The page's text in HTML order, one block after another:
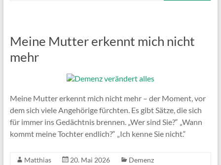
Meine Mutter erkennt mich nicht
mehr
Meine Mutter erkennt mich nicht mehr – der Moment, vor
dem sich viele Angehörige fürchten. Es gibt Sätze, die sich
für immer ins Gedächtnis brennen. „Wer sind Sie?“ „Wann
kommt meine Tochter endlich?“ „Ich kenne Sie nicht.“
Matthias 20. Mai 2026
Demenz